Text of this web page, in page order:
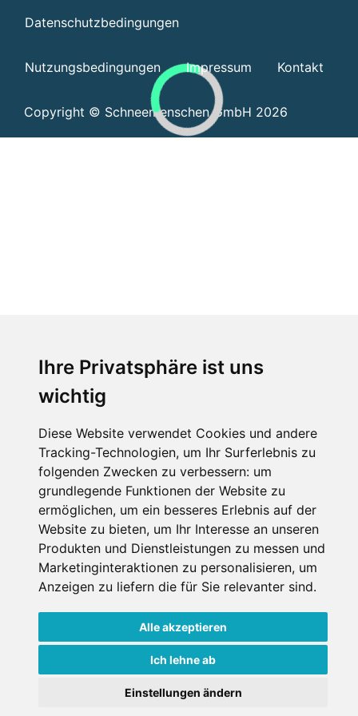
Ihre Privatsphäre ist uns
wichtig
Diese Website verwendet Cookies und andere
Tracking-Technologien, um Ihr Surferlebnis zu
folgenden Zwecken zu verbessern: um
grundlegende Funktionen der Website zu
ermöglichen, um ein besseres Erlebnis auf der
Website zu bieten, um Ihr Interesse an unseren
Produkten und Dienstleistungen zu messen und
Marketinginteraktionen zu personalisieren, um
Anzeigen zu liefern die für Sie relevanter sind.
Alle akzeptieren
Ich lehne ab
Einstellungen ändern
Datenschutzbedingungen
Nutzungsbedingungen Impressum Kontakt
Copyright © Schneemenschen GmbH 2026